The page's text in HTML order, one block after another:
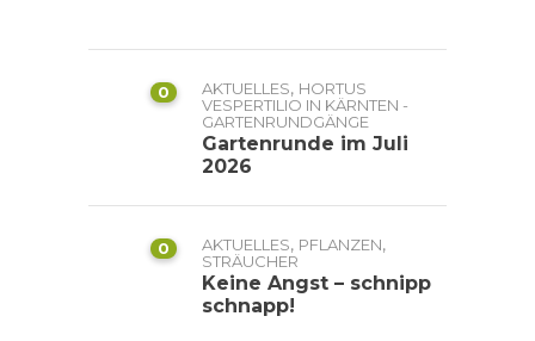
0 AKTUELLES, HORTUS
VESPERTILIO IN KÄRNTEN -
GARTENRUNDGÄNGE
Gartenrunde im Juli
2026
0 AKTUELLES, PFLANZEN,
STRÄUCHER
Keine Angst – schnipp
schnapp!